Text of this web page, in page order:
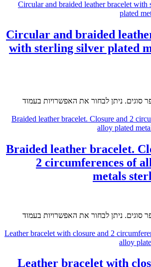
Circular and braided
with sterling silver plated
סוגים. ניתן לבחור את האפשרויות בעמוד
Braided leather bracelet.
2 circumferences of
metals
סוגים. ניתן לבחור את האפשרויות בעמוד
Leather bracelet with